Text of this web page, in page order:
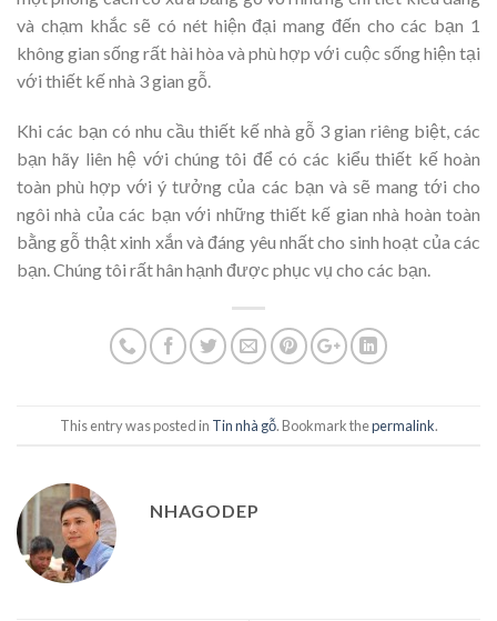
và chạm khắc sẽ có nét hiện đại mang đến cho các bạn 1
không gian sống rất hài hòa và phù hợp với cuộc sống hiện tại
với thiết kế nhà 3 gian gỗ.
Khi các bạn có nhu cầu thiết kế nhà gỗ 3 gian riêng biệt, các
bạn hãy liên hệ với chúng tôi để có các kiểu thiết kế hoàn
toàn phù hợp với ý tưởng của các bạn và sẽ mang tới cho
ngôi nhà của các bạn với những thiết kế gian nhà hoàn toàn
bằng gỗ thật xinh xắn và đáng yêu nhất cho sinh hoạt của các
bạn. Chúng tôi rất hân hạnh được phục vụ cho các bạn.
This entry was posted in Tin nhà gỗ. Bookmark thepermalink.
NHAGODEP